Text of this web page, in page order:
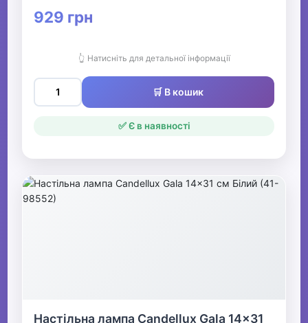
929 грн
👆 Натисніть для детальної інформації
🛒 В кошик
✅ Є в наявності
Настільна лампа Candellux Gala 14x31